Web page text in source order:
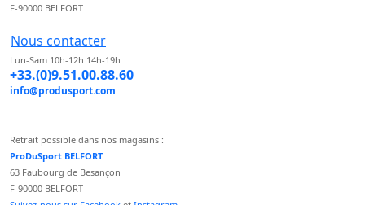
F-90000 BELFORT
Nous contacter
Lun-Sam 10h-12h 14h-19h
+33.(0)9.51.00.88.60
info@produsport.com
Retrait possible dans nos magasins :
ProDuSport BELFORT
63 Faubourg de Besançon
F-90000 BELFORT